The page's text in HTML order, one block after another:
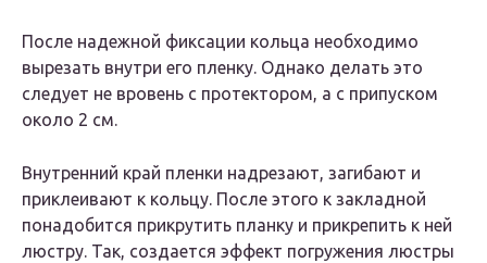
После надежной фиксации кольца необходимо
вырезать внутри его пленку. Однако делать это
следует не вровень с протектором, а с припуском
около 2 см.
Внутренний край пленки надрезают, загибают и
приклеивают к кольцу. После этого к закладной
понадобится прикрутить планку и прикрепить к ней
люстру. Так, создается эффект погружения люстры